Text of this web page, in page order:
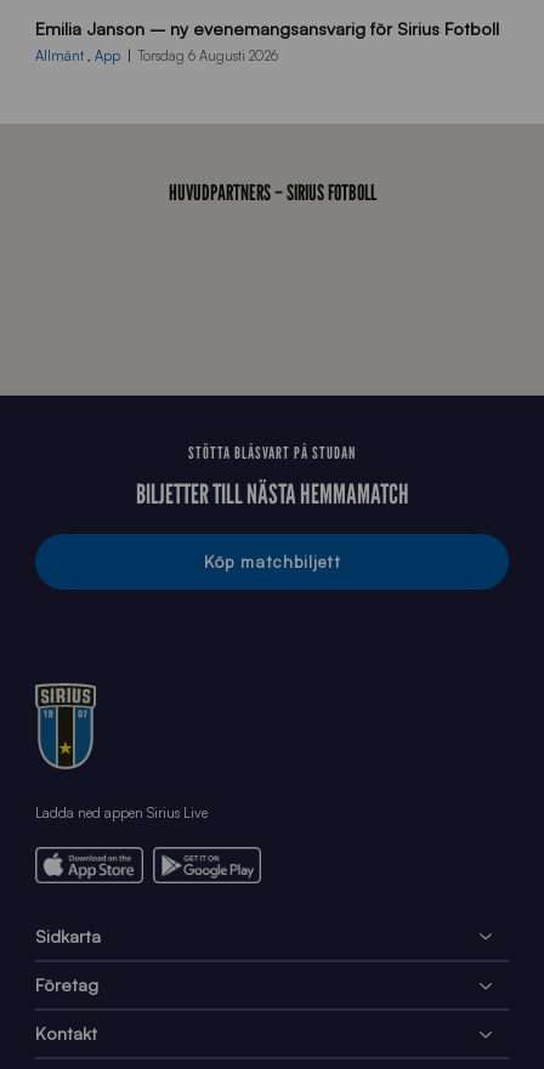
0
0
Emilia Janson – ny evenemangsansvarig för Sirius Fotboll
Allmänt App Torsdag 6 Augusti 2026
HUVUDPARTNERS – SIRIUS FOTBOLL
STÖTTA BLÅSVART PÅ STUDAN
BILJETTER TILL NÄSTA HEMMAMATCH
Köp matchbiljett
Ladda ned appen Sirius Live
Sidkarta
Företag
Kontakt